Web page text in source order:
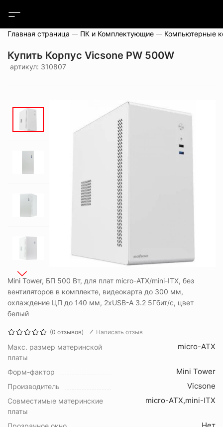
Главная страница ПК и Комплектующие Компьютерные
Купить Корпус Vicsone PW 500W
артикул: 310807
Mini Tower, БП 500 Вт, для плат micro-ATX/mini-ITX, без
вентиляторов в комплекте, видеокарта до 300 мм,
охлаждение ЦП до 140 мм, 2xUSB-A 3.2 5Гбит/с, цвет
белый
(0 отзывов) Написать отзыв
Макс. размер материнской
платы
micro-ATX
Форм-фактор Mini Tower
Производитель Vicsone
Совместимые материнские
платы
micro-ATX,mini-ITX